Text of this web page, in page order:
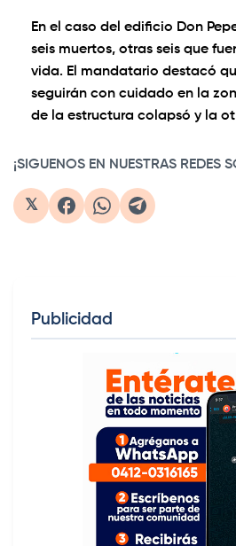
En el caso del edificio Don
seis muertos, otras seis que
vida. El mandatario destacó
seguirán con cuidado en la
de la estructura colapsó y la
¡SIGUENOS EN NUESTRAS REDES
𝕏
Publicidad